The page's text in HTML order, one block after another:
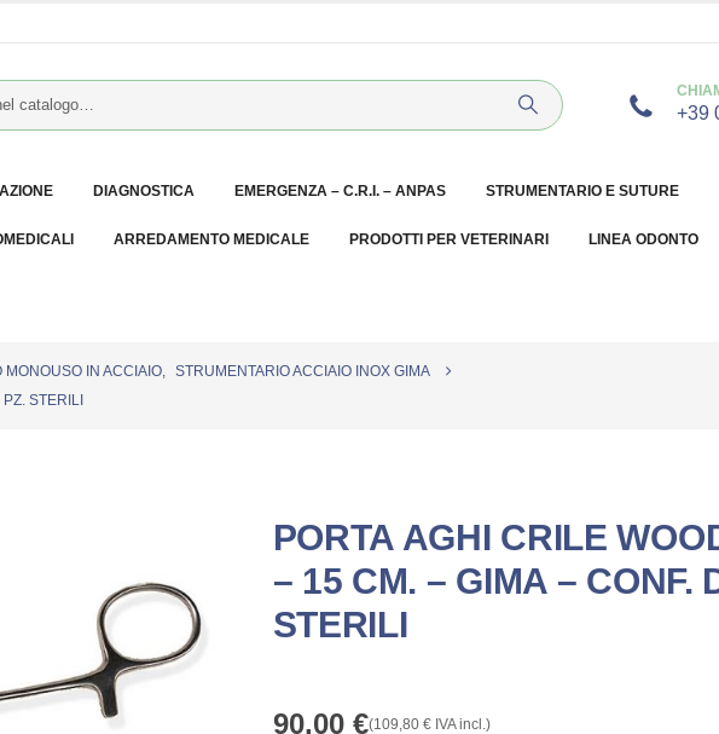
+39
DIAGNOSTICA EMERGENZA – C.R.I. – ANPAS STRUMENTARIO E SUTURE
ARREDAMENTO MEDICALE PRODOTTI PER VETERINARI LINEA ODONTO
IN ACCIAIO
STRUMENTARIO ACCIAIO INOX GIMA
STERILI
PORTA AGHI CRILE
– 15 CM. – GIMA – CONF.
STERILI
90,00 €(109,80 €IVA incl.)